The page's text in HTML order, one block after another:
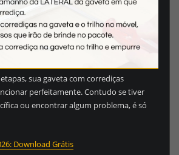
etapas, sua gaveta com corrediças
perfeitamente. Contudo se tiver
ou encontrar algum problema, é só
Download Grátis